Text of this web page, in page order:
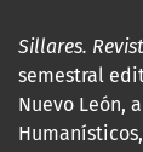
Sillares.
semestral
Nuevo León,